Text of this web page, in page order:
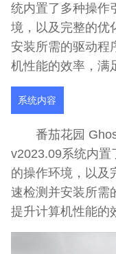
统内置了多种操作
境，以及完整的优
安装所需的驱动程
机性能的效率，满
系统内容
番茄花园 Ghost
v2023.09系统内置
的操作环境，以及
速检测并安装所需
提升计算机性能的